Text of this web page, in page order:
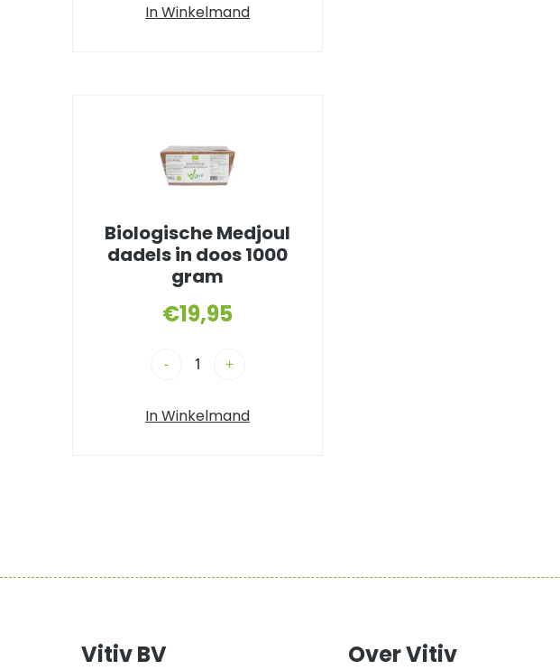
In Winkelmand
Biologische Medjoul
dadels in doos 1000
gram
€19,95
- +
In Winkelmand
Vitiv BV Over Vitiv